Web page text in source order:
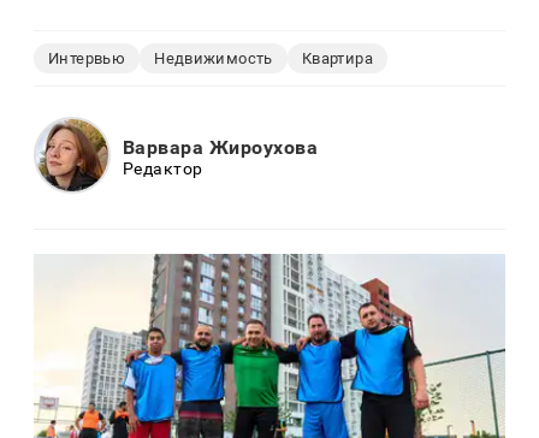
Интервью Недвижимость Квартира
Варвара Жироухова
Редактор